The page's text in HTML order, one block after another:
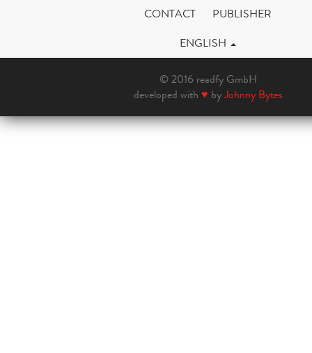
CONTACT
PUBLISHER
ENGLISH
© 2016 readfy GmbH
developed with ♥ byJohnny Bytes